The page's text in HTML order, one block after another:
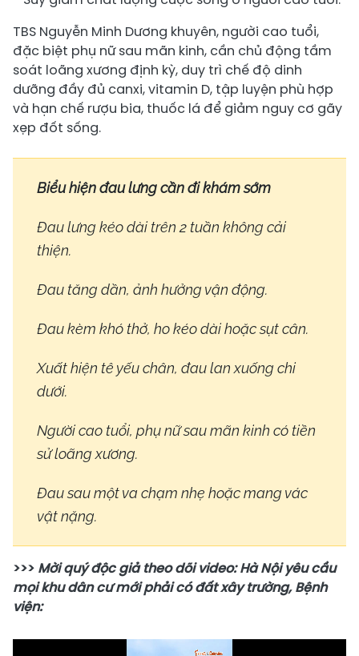
TBS Nguyễn Minh Dương khuyên, người cao tuổi,
đặc biệt phụ nữ sau mãn kinh, cần chủ động tầm
soát loãng xương định kỳ, duy trì chế độ dinh
dưỡng đầy đủ canxi, vitamin D, tập luyện phù hợp
và hạn chế rượu bia, thuốc lá để giảm nguy cơ gãy
xẹp đốt sống.
Biểu hiện đau lưng cần đi khám sớm
Đau lưng kéo dài trên 2 tuần không cải
thiện.
Đau tăng dần, ảnh hưởng vận động.
Đau kèm khó thở, ho kéo dài hoặc sụt cân.
Xuất hiện tê yếu chân, đau lan xuống chi
dưới.
Người cao tuổi, phụ nữ sau mãn kinh có tiền
sử loãng xương.
Đau sau một va chạm nhẹ hoặc mang vác
vật nặng.
>>> Mời quý độc giả theo dõi video: Hà Nội yêu cầu
mọi khu dân cư mới phải có đất xây trường, Bệnh
viện: